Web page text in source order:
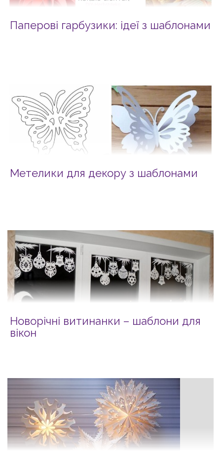
Паперові гарбузики: ідеї з шаблонами
Метелики для декору з шаблонами
Новорічні витинанки – шаблони для
вікон